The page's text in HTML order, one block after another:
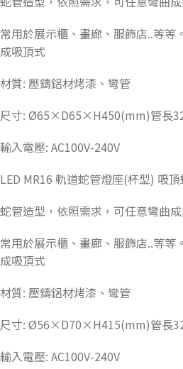
常用於展示櫃、畫廊、服飾店..等等
成吸頂式
材質: 壓鑄鋁材烤漆、彎管
尺寸: Ø65×D65×H450(mm)管長
輸入電壓: AC100V-240V
LED MR16 軌道蛇管燈座(杯型) 吸
蛇管造型，依照需求，可任意彎曲
常用於展示櫃、畫廊、服飾店..等等
成吸頂式
材質: 壓鑄鋁材烤漆、彎管
尺寸: Ø56×D70×H415(mm)管長
輸入電壓: AC100V-240V